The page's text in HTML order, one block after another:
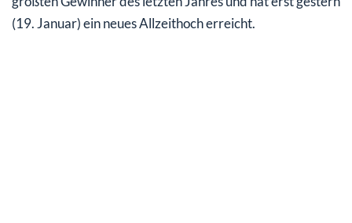
(19. Januar) ein neues Allzeithoch erreicht.